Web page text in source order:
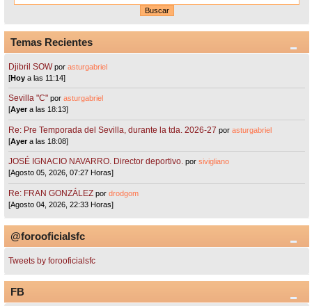
Temas Recientes
Djibril SOW porasturgabriel
[Hoy a las 11:14]
Sevilla "C"porasturgabriel
[Ayera las 18:13]
Re: Pre Temporada del Sevilla, durante la tda. 2026-27 porasturgabriel
[Ayera las 18:08]
JOSÉ IGNACIO NAVARRO. Director deportivo. porsivigliano
[Agosto 05, 2026, 07:27 Horas]
Re: FRAN GONZÁLEZ pordrodgom
[Agosto 04, 2026, 22:33 Horas]
@forooficialsfc
Tweets by forooficialsfc
FB